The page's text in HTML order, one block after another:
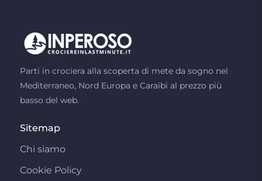
Parti in crociera alla scoperta di mete da sogno nel
Mediterraneo, Nord Europa e Caraibi al prezzo più
basso del web.
Sitemap
Chi siamo
Cookie Policy